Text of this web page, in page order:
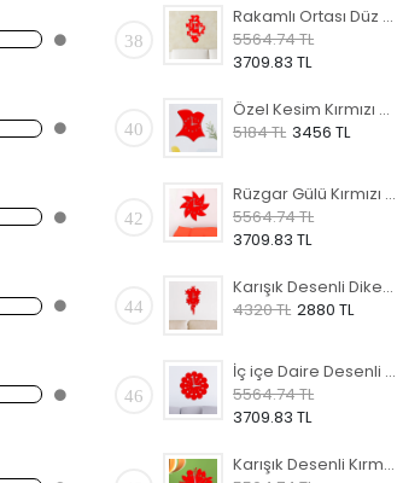
38
Rakamlı Ortası Düz Kırmızı Dekoratif Duvar Saati
5564.74 TL
3709.83 TL
40
Özel Kesim Kırmızı Dekoratif Duvar Saati
5184 TL 3456 TL
42
Rüzgar Gülü Kırmızı Dekoratif Duvar Saati
5564.74 TL
3709.83 TL
44
Karışık Desenli Dikey Kırmızı Dekoratif Duvar Saati
4320 TL 2880 TL
46
İç içe Daire Desenli Kırmızı Dekoratif Duvar Saati
5564.74 TL
3709.83 TL
Karışık Desenli Kırmızı Dekoratif Duvar Saati